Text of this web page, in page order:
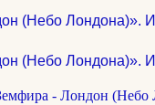
(Небо Лондона)».
(Небо Лондона)».